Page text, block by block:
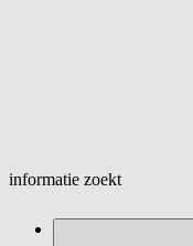
informatie zoekt